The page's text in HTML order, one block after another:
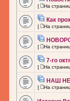
[ На
Как
[ На
[ На
7-го
[ На
НАШ
[ На